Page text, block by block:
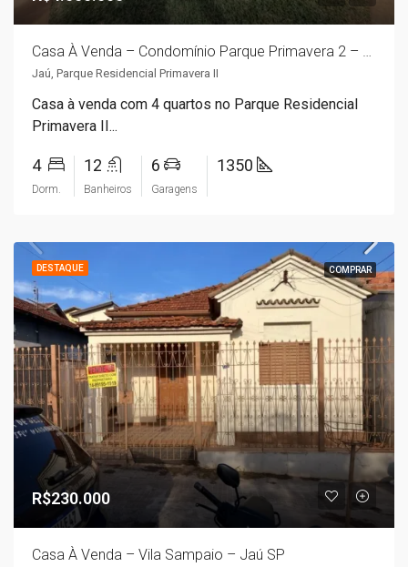
Casa À Venda – Condomínio Parque Primavera 2 – Jaú SP
Jaú, Parque Residencial Primavera II
Casa à venda com 4 quartos no Parque Residencial
Primavera II...
4
Dorm.
12
Banheiros
6
Garagens
1350
DESTAQUE COMPRAR
R$230.000
Casa À Venda – Vila Sampaio – Jaú SP